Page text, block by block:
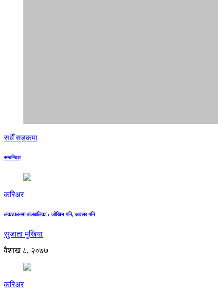
सधैँ सडकमा
सम्बन्धित
करिअर
लकडाउनमा बालबालिका : जोखिम पनि, अवसर पनि
सुजाता मुखिया
वैशाख ८, २०७७
करिअर